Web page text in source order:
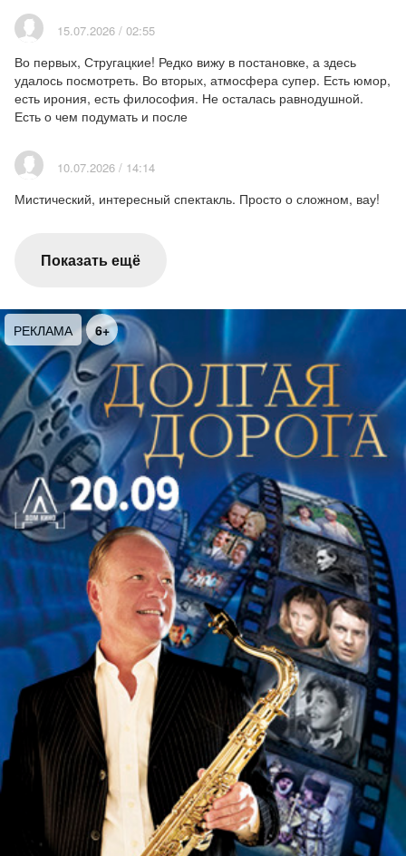
15.07.2026 / 02:55
Во первых, Стругацкие! Редко вижу в постановке, а здесь
удалось посмотреть. Во вторых, атмосфера супер. Есть юмор,
есть ирония, есть философия. Не осталась равнодушной.
Есть о чем подумать и после
10.07.2026 / 14:14
Мистический, интересный спектакль. Просто о сложном, вау!
Показать ещё
РЕКЛАМА 6+